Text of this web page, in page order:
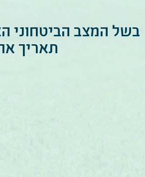
בשל המצב הביטחוני
תאריך